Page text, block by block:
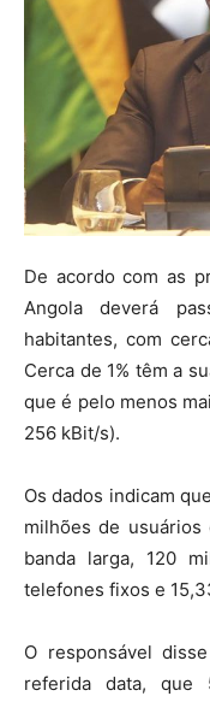
De acordo com as
Angola deverá
habitantes, com
Cerca de 1% têm a
que é pelo menos
256 kBit/s).
Os dados indicam
milhões de
banda larga, 120
telefones fixos e
O responsável
referida data, que